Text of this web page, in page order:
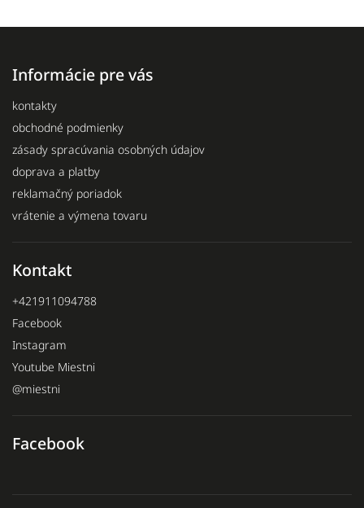
Informácie pre vás
kontakty
obchodné podmienky
zásady spracúvania osobných údajov
doprava a platby
reklamačný poriadok
vrátenie a výmena tovaru
Kontakt
+421911094788
Facebook
Instagram
Youtube Miestni
@miestni
Facebook